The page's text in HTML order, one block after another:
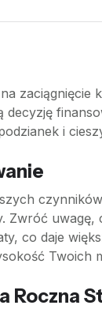
na
decyzję
i
Zwróć uwagę,
co daje
Twoich
Roczna